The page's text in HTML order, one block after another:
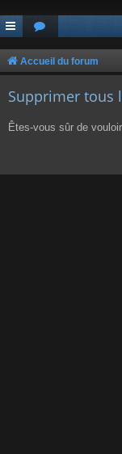
Accueil du forum
Supprimer tous
Êtes-vous sûr de